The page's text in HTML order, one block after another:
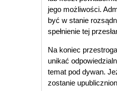
jego możliwości.
być w stanie
spełnienie tej
Na koniec
unikać
temat pod dywan.
zostanie